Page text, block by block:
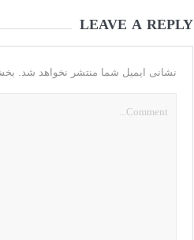
LEAVE A REPLY
نشانی ایمیل شما منتشر نخواهد شد.